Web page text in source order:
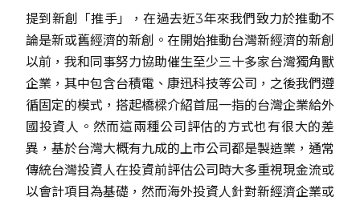
提到新創「推手」，在過去近3年來我們致力於推動不
論是新或舊經濟的新創。在開始推動台灣新經濟的新創
以前，我和同事努力協助催生至少三十多家台灣獨角獸
企業，其中包含台積電、康迅科技等公司，之後我們遵
循固定的模式，搭起橋樑介紹首屈一指的台灣企業給外
國投資人。然而這兩種公司評估的方式也有很大的差
異，基於台灣大概有九成的上市公司都是製造業，通常
傳統台灣投資人在投資前評估公司時大多重視現金流或
以會計項目為基礎，然而海外投資人針對新經濟企業或